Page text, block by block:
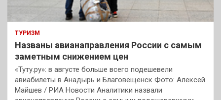
ТУРИЗМ
Названы авианаправления России с самым
заметным снижением цен
«Туту.ру»: в августе больше всего подешевели
авиабилеты в Анадырь и Благовещенск Фото: Алексей
Майшев / РИА Новости Аналитики назвали